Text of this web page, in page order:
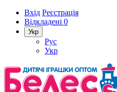
Вхід Реєстрація
Відкладені 0
Укр
Рус
Укр